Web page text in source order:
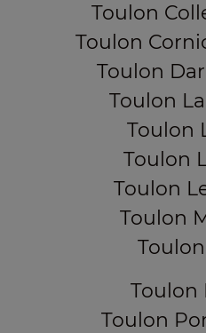
Toulon
Toulon
Toulon
Toulon
Toulon
Toulon
Toulon
Toulon
Toulon
Toulon